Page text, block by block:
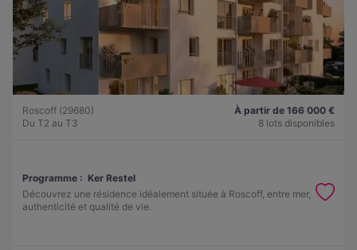
Roscoff (29680)
Du T2 au T3
À partir de 166 000 €
8 lots disponibles
Programme : Ker Restel
Découvrez une résidence idéalement située à Roscoff, entre mer,
authenticité et qualité de vie.